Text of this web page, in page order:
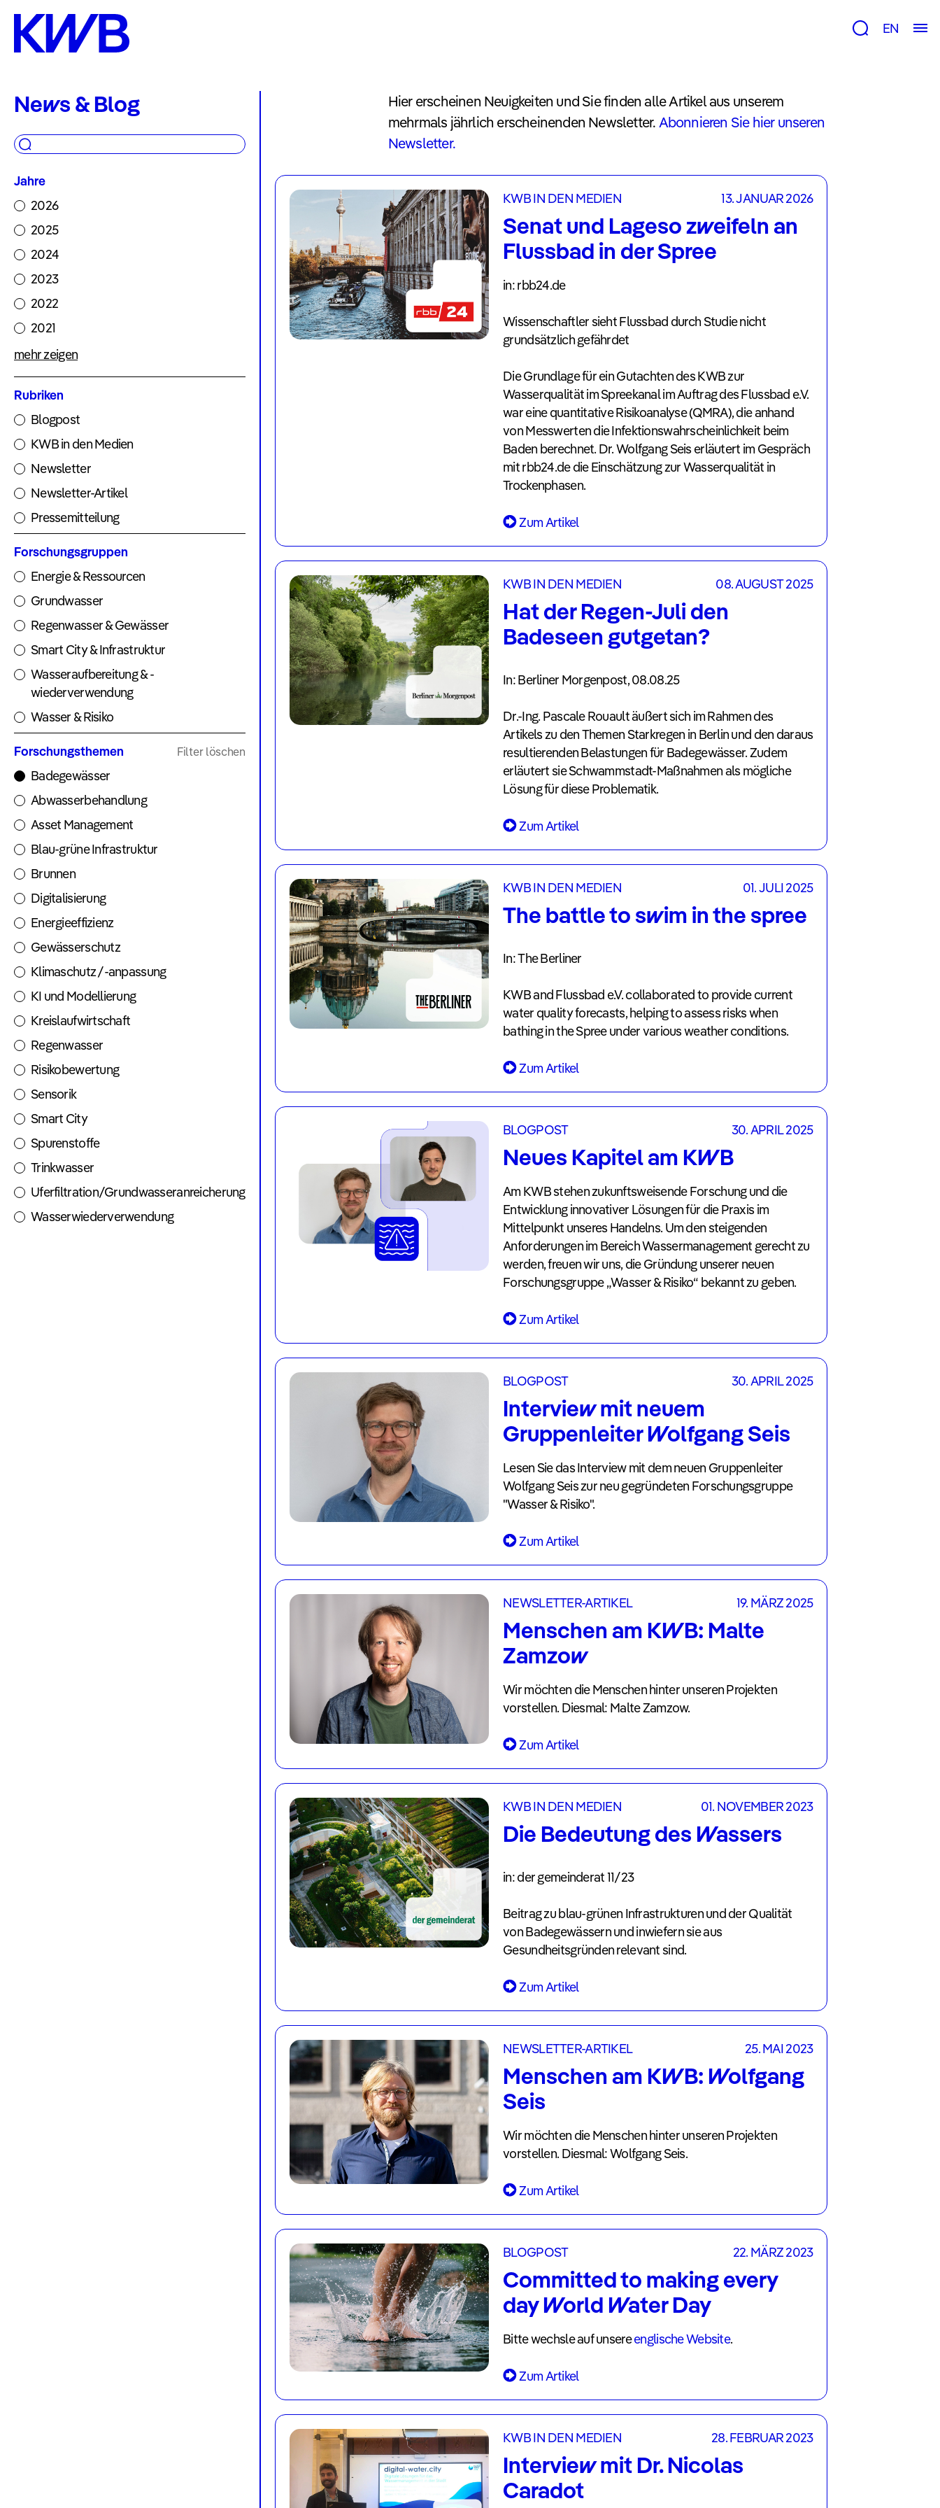
EN
Forschung
Gruppen
Themen
Beratung
&
Tools
Publikationen
Projekte
Newsroom
News
&
Blog
Veranstaltungen
Jahresberichte
Über
Jobs
Team
Unternehmen
News & Blog
Jahre
2026
2025
2024
2023
2022
2021
mehr zeigen
Rubriken
Blogpost
KWB in den Medien
Newsletter
Newsletter-Artikel
Pressemitteilung
Forschungsgruppen
Energie & Ressourcen
Grundwasser
Regenwasser & Gewässer
Smart City & Infrastruktur
Wasseraufbereitung & -
wiederverwendung
Wasser & Risiko
Forschungsthemen Filter löschen
Badegewässer
Abwasserbehandlung
Asset Management
Blau-grüne Infrastruktur
Brunnen
Digitalisierung
Energieeffizienz
Gewässerschutz
Klimaschutz /-anpassung
KI und Modellierung
Kreislaufwirtschaft
Regenwasser
Risikobewertung
Sensorik
Smart City
Spurenstoffe
Trinkwasser
Uferfiltration/Grundwasseranreicherung
Wasserwiederverwendung
Hier erscheinen Neuigkeiten und Sie finden alle Artikel aus unserem
mehrmals jährlich erscheinenden Newsletter. Abonnieren Sie hier unseren
Newsletter.
KWB IN DEN MEDIEN 13. JANUAR 2026
Senat und Lageso zweifeln an
Flussbad in der Spree
in: rbb24.de
Wissenschaftler sieht Flussbad durch Studie nicht
grundsätzlich gefährdet
Die Grundlage für ein Gutachten des KWB zur
Wasserqualität im Spreekanal im Auftrag des Flussbad e.V.
war eine quantitative Risikoanalyse (QMRA), die anhand
von Messwerten die Infektionswahrscheinlichkeit beim
Baden berechnet. Dr. Wolfgang Seis erläutert im Gespräch
mit rbb24.de die Einschätzung zur Wasserqualität in
Trockenphasen.
Zum Artikel
KWB IN DEN MEDIEN 08. AUGUST 2025
Hat der Regen-Juli den
Badeseen gutgetan?
In: Berliner Morgenpost, 08.08.25
Dr.-Ing. Pascale Rouault äußert sich im Rahmen des
Artikels zu den Themen Starkregen in Berlin und den daraus
resultierenden Belastungen für Badegewässer. Zudem
erläutert sie Schwammstadt-Maßnahmen als mögliche
Lösung für diese Problematik.
Zum Artikel
KWB IN DEN MEDIEN 01. JULI 2025
The battle to swim in the spree
In: The Berliner
KWB and Flussbad e.V. collaborated to provide current
water quality forecasts, helping to assess risks when
bathing in the Spree under various weather conditions.
Zum Artikel
BLOGPOST 30. APRIL 2025
Neues Kapitel am KWB
Am KWB stehen zukunftsweisende Forschung und die
Entwicklung innovativer Lösungen für die Praxis im
Mittelpunkt unseres Handelns. Um den steigenden
Anforderungen im Bereich Wassermanagement gerecht zu
werden, freuen wir uns, die Gründung unserer neuen
Forschungsgruppe „Wasser & Risiko“ bekannt zu geben.
Zum Artikel
BLOGPOST 30. APRIL 2025
Interview mit neuem
Gruppenleiter Wolfgang Seis
Lesen Sie das Interview mit dem neuen Gruppenleiter
Wolfgang Seis zur neu gegründeten Forschungsgruppe
"Wasser & Risiko".
Zum Artikel
NEWSLETTER-ARTIKEL 19. MÄRZ 2025
Menschen am KWB: Malte
Zamzow
Wir möchten die Menschen hinter unseren Projekten
vorstellen. Diesmal: Malte Zamzow.
Zum Artikel
KWB IN DEN MEDIEN 01. NOVEMBER 2023
Die Bedeutung des Wassers
in: der gemeinderat 11/23
Beitrag zu blau-grünen Infrastrukturen und der Qualität
von Badegewässern und inwiefern sie aus
Gesundheitsgründen relevant sind.
Zum Artikel
NEWSLETTER-ARTIKEL 25. MAI 2023
Menschen am KWB: Wolfgang
Seis
Wir möchten die Menschen hinter unseren Projekten
vorstellen. Diesmal: Wolfgang Seis.
Zum Artikel
BLOGPOST 22. MÄRZ 2023
Committed to making every
day World Water Day
Bitte wechsle auf unsereenglische Website.
Zum Artikel
KWB IN DEN MEDIEN 28. FEBRUAR 2023
Interview mit Dr. Nicolas
Caradot